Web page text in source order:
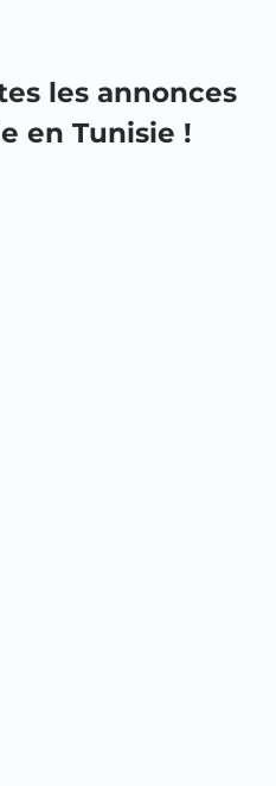
les annonces
en Tunisie !